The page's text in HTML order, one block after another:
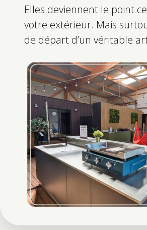
Elles deviennent le point
votre extérieur. Mais
de départ d’un véritable